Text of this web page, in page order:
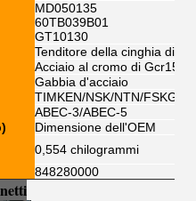
MD050135
60TB039B01
GT10130
Tenditore della cinghia di
Acciaio al cromo di Gcr15
Gabbia d'acciaio
TIMKEN/NSK/NTN/FSKG/
ABEC-3/ABEC-5
Dimensione dell'OEM
0,554 chilogrammi
848280000